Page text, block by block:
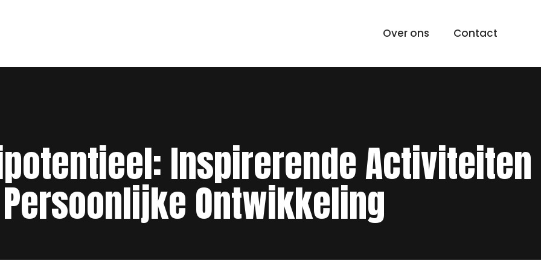
Over ons Contact
Inspirerende Activiteiten
Ontwikkeling